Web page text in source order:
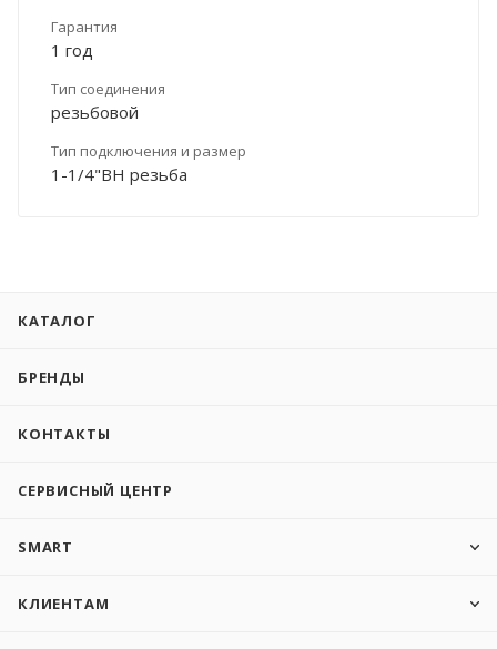
Гарантия
1 год
Тип соединения
резьбовой
Тип подключения и размер
1-1/4"ВН резьба
КАТАЛОГ
БРЕНДЫ
КОНТАКТЫ
СЕРВИСНЫЙ ЦЕНТР
SMART
КЛИЕНТАМ